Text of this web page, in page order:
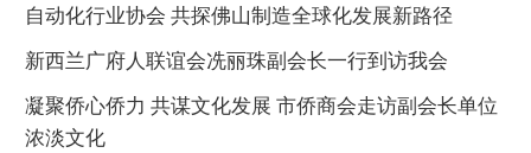
自动化行业协会 共探佛山制造全球化发展新路径
新西兰广府人联谊会冼丽珠副会长一行到访我会
凝聚侨心侨力 共谋文化发展 市侨商会走访副会长单位
浓淡文化